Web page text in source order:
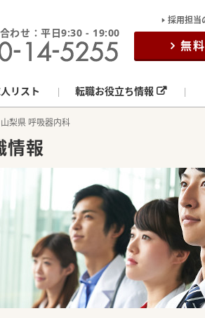
わせ：平日9:30 - 19:00
採用担当
無
リスト 転職お役立ち情報
山梨県 呼吸器内科
情報